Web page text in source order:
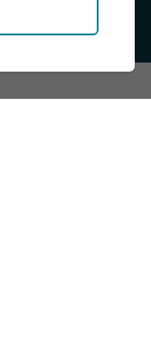
vorbehalten